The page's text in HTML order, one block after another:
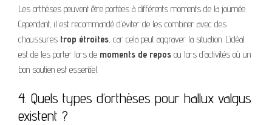
Les orthèses peuvent être portées à différents moments de la journée.
Cependant, il est recommandé d’éviter de les combiner avec des
chaussures trop étroites, car cela peut aggraver la situation. L’idéal
est de les porter lors de moments de repos ou lors d’activités où un
bon soutien est essentiel.
4. Quels types d’orthèses pour hallux valgus
existent ?